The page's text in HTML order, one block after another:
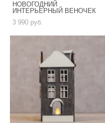
НОВОГОДНИЙ
ИНТЕРЬЕРНЫЙ ВЕНОЧЕК
3 990 pуб.